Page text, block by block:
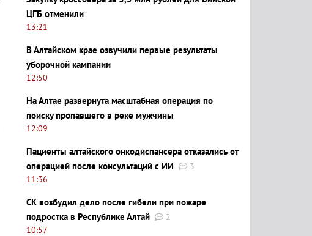
ЦГБ отменили
13:21
В Алтайском крае озвучили первые результаты
уборочной кампании
12:50
На Алтае развернута масштабная операция по
поиску пропавшего в реке мужчины
12:09
Пациенты алтайского онкодиспансера отказались от
операцией после консультаций с ИИ
3
11:36
СК возбудил дело после гибели при пожаре
подростка в Республике Алтай
2
10:57